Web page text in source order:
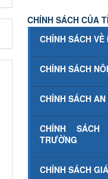
CHÍNH SÁCH CỦA
CHÍNH SÁCH
CHÍNH SÁCH
CHÍNH SÁCH
CHÍNH
TRƯỜNG
CHÍNH SÁCH